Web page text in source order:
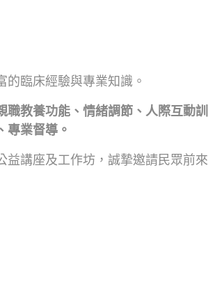
臨床經驗與專業知識。
職教養功能、 情緒調節、 人際互動訓
專業督導。
講座及工作坊，誠摯邀請民眾前來